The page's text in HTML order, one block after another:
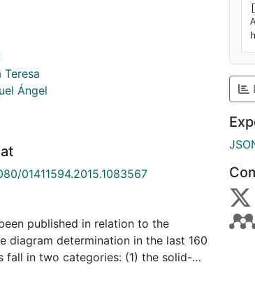
Teresa
Ángel
01411594.2015.1083567
published in relation to the
diagram determination in the last 160
fall in two categories: (1) the solid-
to be of the eutectic type,